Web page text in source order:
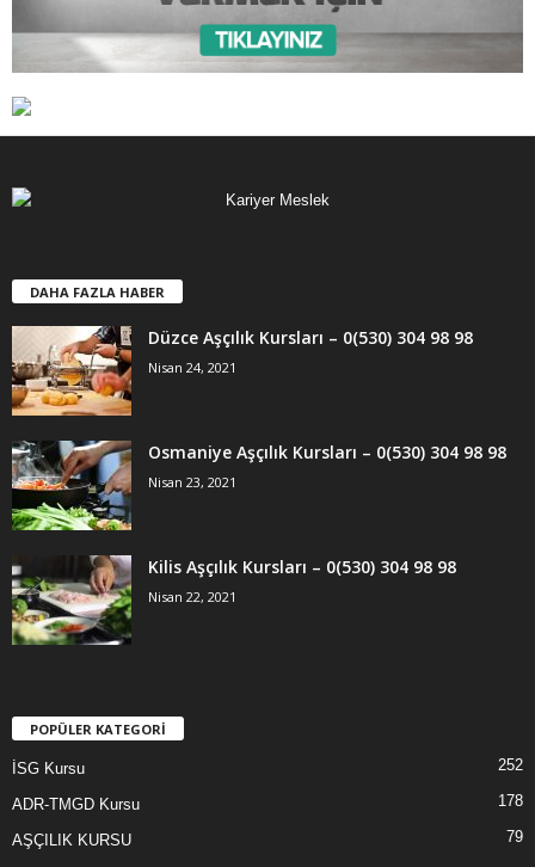
DAHA FAZLA HABER
Düzce Aşçılık Kursları – 0(530) 304 98 98
Nisan 24, 2021
Osmaniye Aşçılık Kursları – 0(530) 304 98 98
Nisan 23, 2021
Kilis Aşçılık Kursları – 0(530) 304 98 98
Nisan 22, 2021
POPÜLER KATEGORİ
İSG Kursu 252
ADR-TMGD Kursu 178
AŞÇILIK KURSU 79